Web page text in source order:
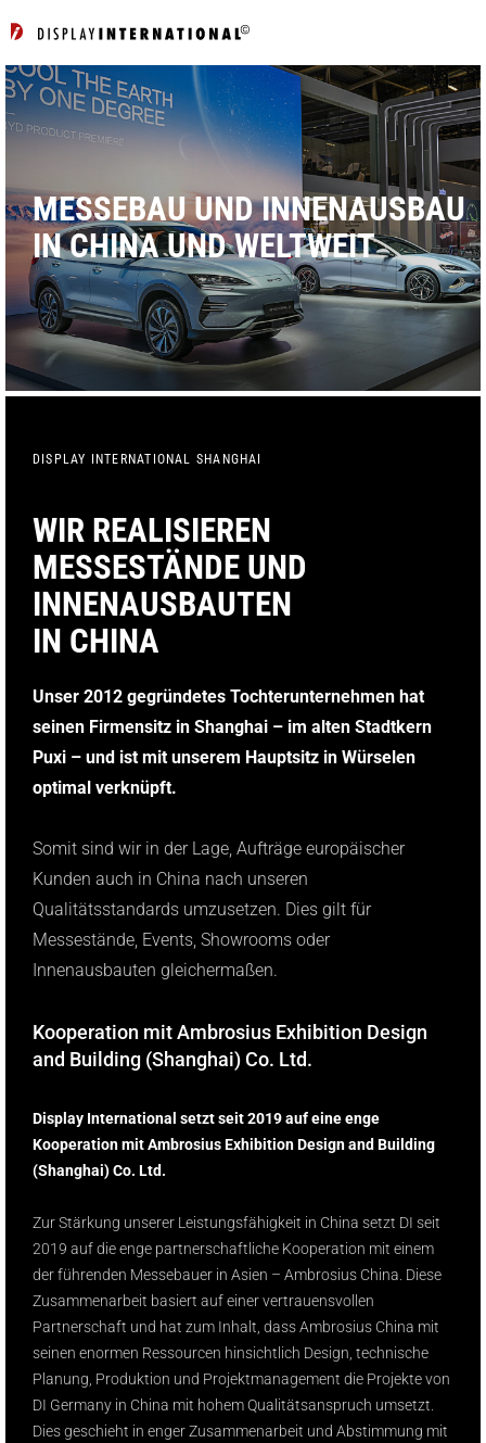
MESSEBAU UND INNENAUSBAU
IN CHINA UND WELTWEIT
DISPLAY INTERNATIONAL SHANGHAI
WIR REALISIEREN
MESSESTÄNDE UND
INNENAUSBAUTEN
IN CHINA
Unser 2012 gegründetes Tochterunternehmen hat
seinen Firmensitz in Shanghai – im alten Stadtkern
Puxi – und ist mit unserem Hauptsitz in Würselen
optimal verknüpft.
Somit sind wir in der Lage, Aufträge europäischer
Kunden auch in China nach unseren
Qualitätsstandards umzusetzen. Dies gilt für
Messestände, Events, Showrooms oder
Innenausbauten gleichermaßen.
Kooperation mit Ambrosius Exhibition Design
and Building (Shanghai) Co. Ltd.
Display International setzt seit 2019 auf eine enge
Kooperation mit Ambrosius Exhibition Design and Building
(Shanghai) Co. Ltd.
Zur Stärkung unserer Leistungsfähigkeit in China setzt DI seit
2019 auf die enge partnerschaftliche Kooperation mit einem
der führenden Messebauer in Asien – Ambrosius China. Diese
Zusammenarbeit basiert auf einer vertrauensvollen
Partnerschaft und hat zum Inhalt, dass Ambrosius China mit
seinen enormen Ressourcen hinsichtlich Design, technische
Planung, Produktion und Projektmanagement die Projekte von
DI Germany in China mit hohem Qualitätsanspruch umsetzt.
Dies geschieht in enger Zusammenarbeit und Abstimmung mit